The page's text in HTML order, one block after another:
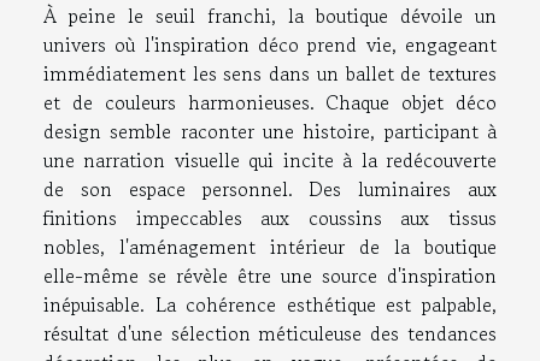
À peine le seuil franchi, la boutique dévoile un
univers où l'inspiration déco prend vie, engageant
immédiatement les sens dans un ballet de textures
et de couleurs harmonieuses. Chaque objet déco
design semble raconter une histoire, participant à
une narration visuelle qui incite à la redécouverte
de son espace personnel. Des luminaires aux
finitions impeccables aux coussins aux tissus
nobles, l'aménagement intérieur de la boutique
elle-même se révèle être une source d'inspiration
inépuisable. La cohérence esthétique est palpable,
résultat d'une sélection méticuleuse des tendances